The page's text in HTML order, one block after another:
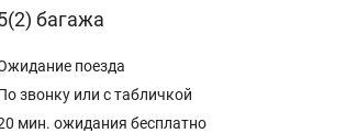
багажа
поезда
звонку или с табличкой
мин. ожидания бесплатно